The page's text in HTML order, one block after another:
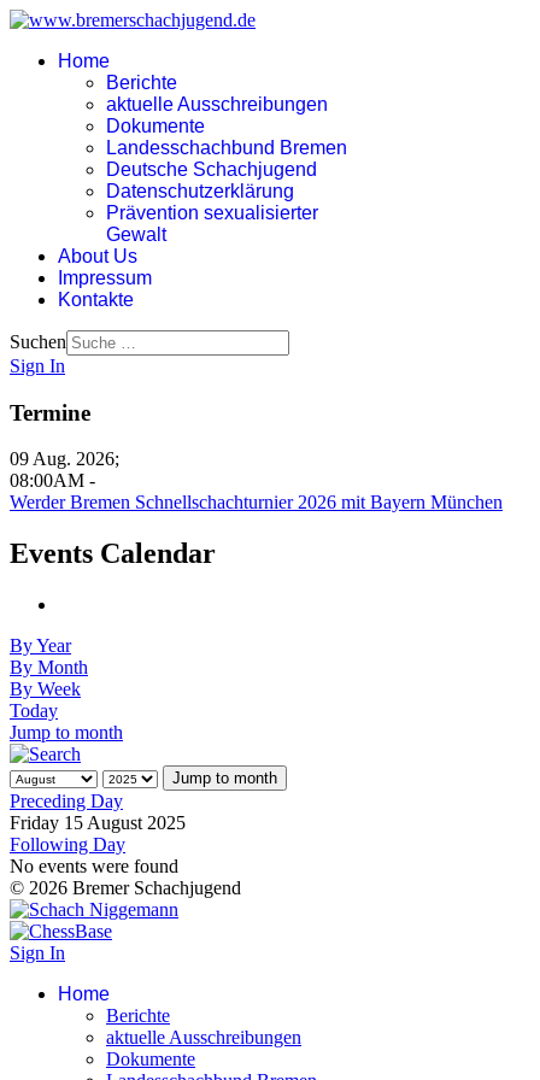
Home
Berichte
aktuelle Ausschreibungen
Dokumente
Landesschachbund Bremen
Deutsche Schachjugend
Datenschutzerklärung
Prävention sexualisierter
Gewalt
About Us
Impressum
Kontakte
Suchen
Sign In
Termine
09 Aug. 2026;
08:00AM -
Werder Bremen Schnellschachturnier 2026 mit Bayern München
Events Calendar
By Year
By Month
By Week
Today
Jump to month
Jump to month
Preceding Day
Friday 15 August 2025
Following Day
No events were found
© 2026 Bremer Schachjugend
Sign In
Home
Berichte
aktuelle Ausschreibungen
Dokumente